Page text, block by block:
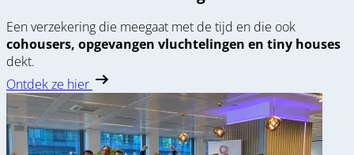
Een verzekering die meegaat met de tijd en die ook
cohousers, opgevangen vluchtelingen en tiny houses
dekt.
Ontdek ze hier